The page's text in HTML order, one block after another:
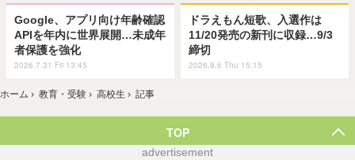
Google、アプリ向け年齢確認
APIを年内に世界展開…未成年
者保護を強化
2026.7.31 Fri 13:45
ドラえもん短歌、入選作は
11/20発売の新刊に収録…9/3
締切
2026.8.6 Thu 15:15
ホーム › 教育・受験 › 高校生 › 記事
TOP
advertisement